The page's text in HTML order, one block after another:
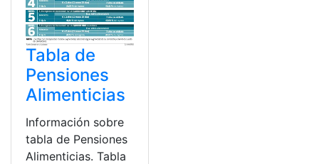
Tabla de
Pensiones
Alimenticias
Información sobre
tabla de Pensiones
Alimenticias. Tabla